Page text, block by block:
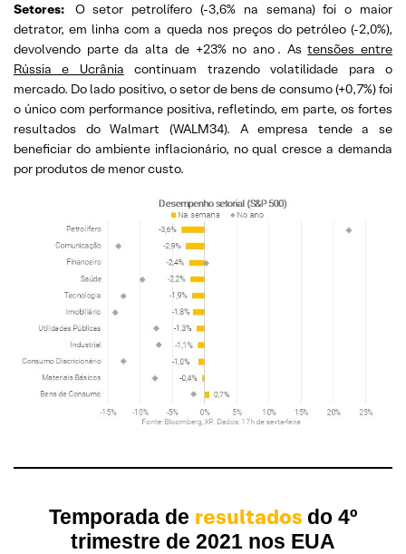
Setores:
O setor petrolífero (-3,6% na semana) foi o maior
detrator, em linha com a queda nos preços do petróleo (-2,0%),
devolvendo parte da alta de +23% no ano . Astensões entre
Rússia e Ucrânia continuam trazendo volatilidade para o
mercado. Do lado positivo, o setor de bens de consumo (+0,7%) foi
o único com performance positiva, refletindo, em parte, os fortes
resultados do Walmart (WALM34). A empresa tende a se
beneficiar do ambiente inflacionário, no qual cresce a demanda
por produtos de menor custo.
Temporada de resultados do 4º
trimestre de 2021 nos EUA